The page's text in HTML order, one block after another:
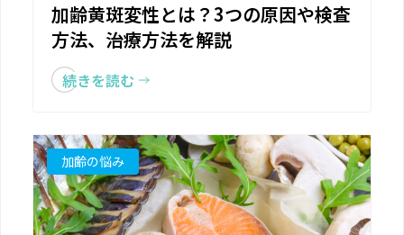
加齢黄斑変性とは？3つの原因や検査
方法、治療方法を解説
続きを読む
加齢の悩み